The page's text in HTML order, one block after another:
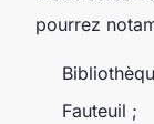
pourrez
Fauteuil ;